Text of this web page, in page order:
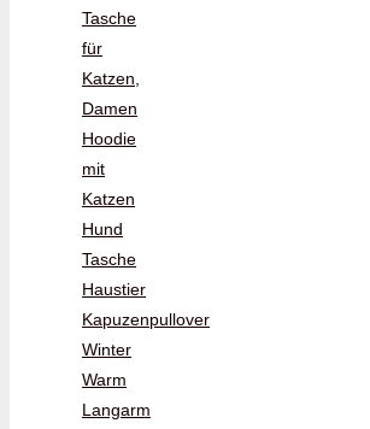
Tasche
für
Katzen,
Damen
Hoodie
mit
Katzen
Hund
Tasche
Haustier
Kapuzenpullover
Winter
Warm
Langarm